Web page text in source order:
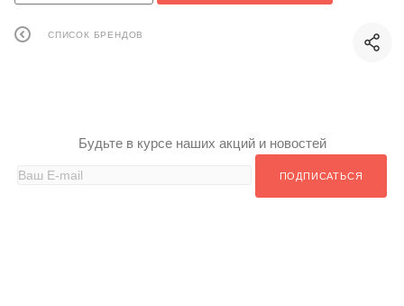
СПИСОК БРЕНДОВ
Будьте в курсе наших акций и новостей
ПОДПИСАТЬСЯ